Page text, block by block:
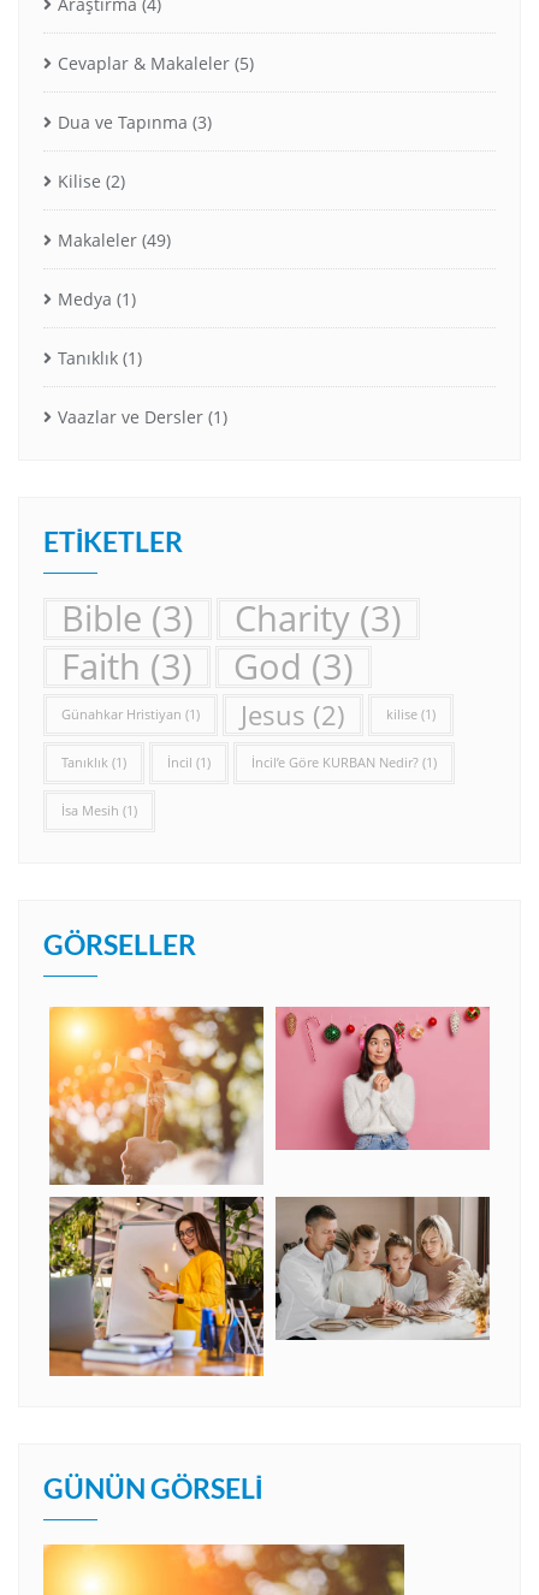
Cevaplar & Makaleler (5)
Dua ve Tapınma (3)
Kilise (2)
Makaleler (49)
Medya (1)
Tanıklık (1)
Vaazlar ve Dersler (1)
ETIKETLER
Bible (3) Charity (3)
Faith (3) God (3)
Günahkar Hristiyan (1) Jesus (2) kilise (1)
Tanıklık (1) İncil (1) İncil’e Göre KURBAN Nedir? (1)
İsa Mesih (1)
GÖRSELLER
GÜNÜN GÖRSELI